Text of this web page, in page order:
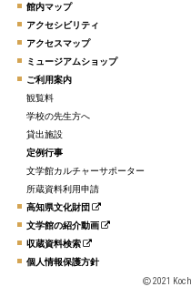
館内マップ
アクセシビリティ
アクセスマップ
ミュージアムショップ
ご利用案内
観覧料
学校の先生方へ
貸出施設
定例行事
文学館カルチャーサポーター
所蔵資料利用申請
高知県文化財団
文学館の紹介動画
収蔵資料検索
個人情報保護方針
2021